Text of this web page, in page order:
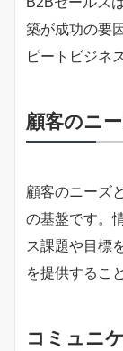
築が成功の要
ピートビジネ
顧客のニ
顧客のニーズ
の基盤です。
ス課題や目標
を提供するこ
コミュニ